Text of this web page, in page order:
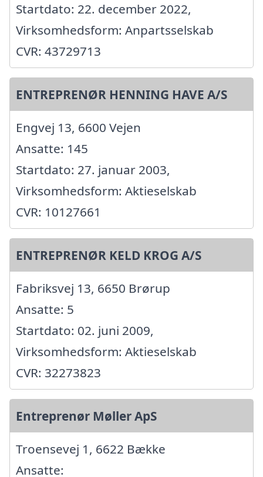
Startdato: 22. december 2022,
Virksomhedsform: Anpartsselskab
CVR: 43729713
ENTREPRENØR HENNING HAVE A/S
Engvej 13, 6600 Vejen
Ansatte: 145
Startdato: 27. januar 2003,
Virksomhedsform: Aktieselskab
CVR: 10127661
ENTREPRENØR KELD KROG A/S
Fabriksvej 13, 6650 Brørup
Ansatte: 5
Startdato: 02. juni 2009,
Virksomhedsform: Aktieselskab
CVR: 32273823
Entreprenør Møller ApS
Troensevej 1, 6622 Bække
Ansatte: